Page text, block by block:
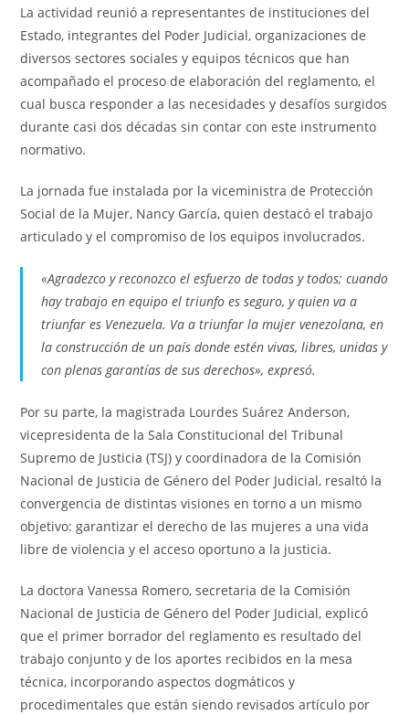
La actividad reunió a representantes de instituciones del
Estado, integrantes del Poder Judicial, organizaciones de
diversos sectores sociales y equipos técnicos que han
acompañado el proceso de elaboración del reglamento, el
cual busca responder a las necesidades y desafíos surgidos
durante casi dos décadas sin contar con este instrumento
normativo.
La jornada fue instalada por la viceministra de Protección
Social de la Mujer, Nancy García, quien destacó el trabajo
articulado y el compromiso de los equipos involucrados.
«Agradezco y reconozco el esfuerzo de todas y todos; cuando
hay trabajo en equipo el triunfo es seguro, y quien va a
triunfar es Venezuela. Va a triunfar la mujer venezolana, en
la construcción de un país donde estén vivas, libres, unidas y
con plenas garantías de sus derechos», expresó.
Por su parte, la magistrada Lourdes Suárez Anderson,
vicepresidenta de la Sala Constitucional del Tribunal
Supremo de Justicia (TSJ) y coordinadora de la Comisión
Nacional de Justicia de Género del Poder Judicial, resaltó la
convergencia de distintas visiones en torno a un mismo
objetivo: garantizar el derecho de las mujeres a una vida
libre de violencia y el acceso oportuno a la justicia.
La doctora Vanessa Romero, secretaria de la Comisión
Nacional de Justicia de Género del Poder Judicial, explicó
que el primer borrador del reglamento es resultado del
trabajo conjunto y de los aportes recibidos en la mesa
técnica, incorporando aspectos dogmáticos y
procedimentales que están siendo revisados artículo por